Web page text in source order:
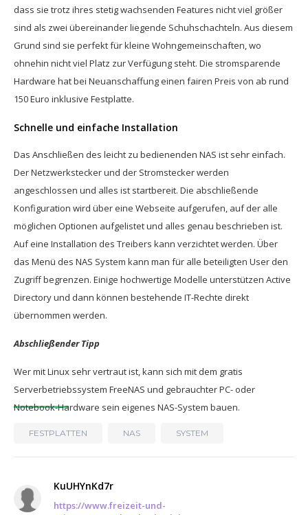
dass sie trotz ihres stetig wachsenden Features nicht viel größer
sind als zwei übereinander liegende Schuhschachteln. Aus diesem
Grund sind sie perfekt für kleine Wohngemeinschaften, wo
ohnehin nicht viel Platz zur Verfügung steht. Die stromsparende
Hardware hat bei Neuanschaffung einen fairen Preis von ab rund
150 Euro inklusive Festplatte.
Schnelle und einfache Installation
Das Anschließen des leicht zu bedienenden NAS ist sehr einfach.
Der Netzwerkstecker und der Stromstecker werden
angeschlossen und alles ist startbereit. Die abschließende
Konfiguration wird über eine Webseite aufgerufen, auf der alle
möglichen Optionen aufgelistet und alles genau beschrieben ist.
Auf eine Installation des Treibers kann verzichtet werden. Über
das Menü des NAS System kann man für alle beteiligten User den
Zugriff begrenzen. Einige hochwertige Modelle unterstützen Active
Directory und dann können bestehende IT-Rechte direkt
übernommen werden.
Abschließender Tipp
Wer mit Linux sehr vertraut ist, kann sich mit dem gratis
Serverbetriebssystem FreeNAS und gebrauchter PC- oder
Notebook-Hardware sein eigenes NAS-System bauen.
FESTPLATTEN NAS SYSTEM
KuUHYnKd7r
https://www.freizeit-und-